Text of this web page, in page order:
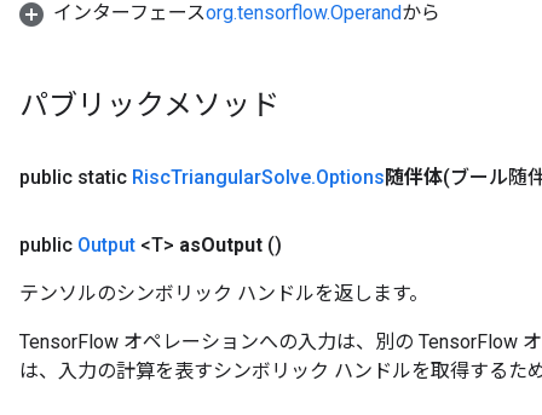
インターフェースorg.tensorflow.Operandから
パブリックメソッド
public static RiscTriangularSolve.Options随伴体(ブール随
public Output <T> asOutput ()
テンソルのシンボリック ハンドルを返します。
TensorFlow オペレーションへの入力は、別の TensorFlow
は、入力の計算を表すシンボリック ハンドルを取得するた